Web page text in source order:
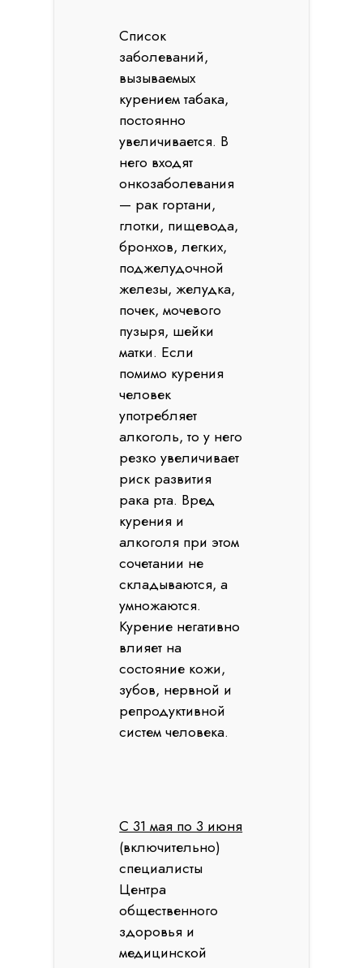
Список
заболеваний,
вызываемых
курением табака,
постоянно
увеличивается. В
него входят
онкозаболевания
— рак гортани,
глотки, пищевода,
бронхов, легких,
поджелудочной
железы, желудка,
почек, мочевого
пузыря, шейки
матки. Если
помимо курения
человек
употребляет
алкоголь, то у него
резко увеличивает
риск развития
рака рта. Вред
курения и
алкоголя при этом
сочетании не
складываются, а
умножаются.
Курение негативно
влияет на
состояние кожи,
зубов, нервной и
репродуктивной
систем человека.
С 31 мая по 3 июня
(включительно)
специалисты
Центра
общественного
здоровья и
медицинской